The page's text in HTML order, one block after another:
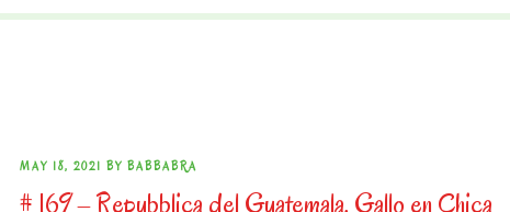
POSTED
ON
MAY 18, 2021 BY BABBABRA
# 169 – Repubblica del Guatemala. Gallo en Chica